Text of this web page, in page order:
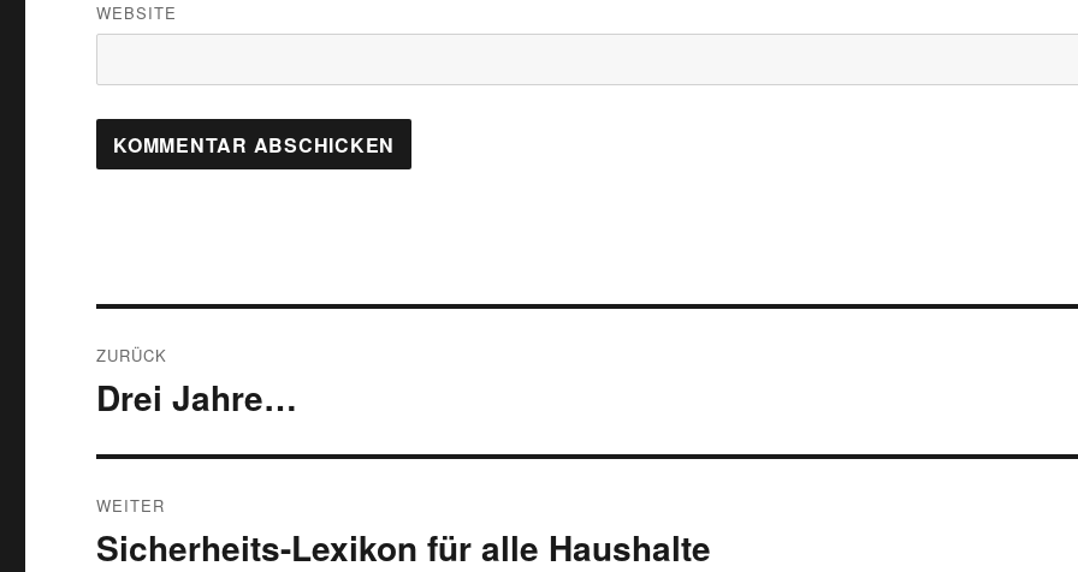
WEBSITE
ZURÜCK
Vorheriger
Drei Jahre…
WEITER
Nächster
Sicherheits-Lexikon für alle Haushalte